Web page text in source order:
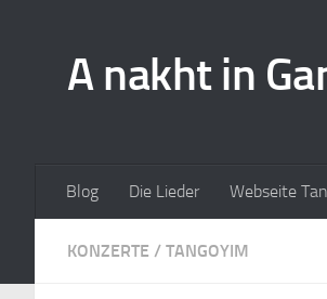
A nakht in
Blog Die Lieder Webseite
KONZERTE / TANGOYIM